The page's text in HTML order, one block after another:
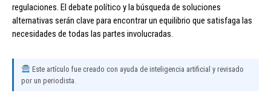
regulaciones. El debate político y la búsqueda de soluciones
alternativas serán clave para encontrar un equilibrio que satisfaga las
necesidades de todas las partes involucradas.
Este artículo fue creado con ayuda de inteligencia artificial y revisado
por un periodista.